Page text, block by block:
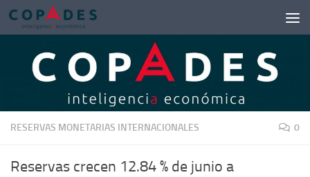
Saltar al contenido
RESERVAS MONETARIAS INTERNACIONALES 0
Reservas crecen 12.84 % de junio a